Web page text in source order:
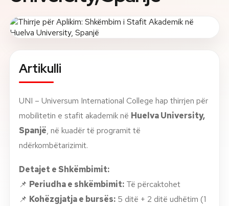
Fuqizuar nga ASU
Rreth nesh
Kontakti
GJUHA
EN
AL
HYR
UMS Staff
UMS Students
Artikulli
UNI – Universum International College hap thirrjen për
mobilitetin e stafit akademik në Huelva University,
Spanjë, në kuadër të programit të
ndërkombëtarizimit.
Detajet e Shkëmbimit:
📌 Periudha e shkëmbimit: Të përcaktohet
📌 Kohëzgjatja e bursës: 5 ditë + 2 ditë udhëtim (1